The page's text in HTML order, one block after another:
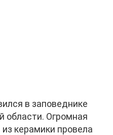
в заповеднике
области. Огромная
керамики провела